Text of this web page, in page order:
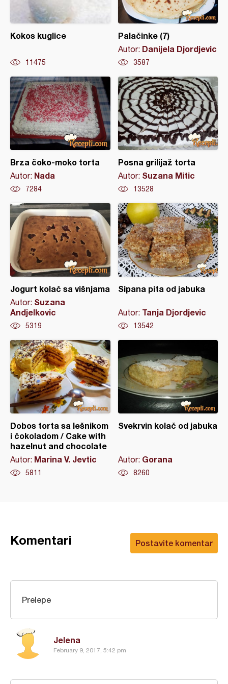
Kokos kuglice
11475
Palačinke (7)
Autor: Danijela Djordjevic
3587
Brza čoko-moko torta
Autor: Nada
7284
Posna grilijaž torta
Autor: Suzana Mitic
13528
Jogurt kolač sa višnjama
Autor: Suzana
Andjelkovic
5319
Sipana pita od jabuka
Autor: Tanja Djordjevic
13542
Dobos torta sa lešnikom
i čokoladom / Cake with
hazelnut and chocolate
Autor: Marina V. Jevtic
5811
Svekrvin kolač od jabuka
Autor: Gorana
8260
Postavite komentar
Komentari
Jelena
February 9, 2017, 5:42 pm
Prelepe